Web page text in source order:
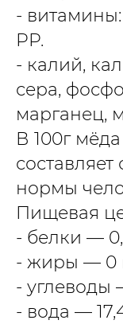
-
РР.
- калий,
сера,
марганец,
В 100г
составляет
нормы
Пищевая
- белки —
- жиры — 0
- углеводы
- вода —